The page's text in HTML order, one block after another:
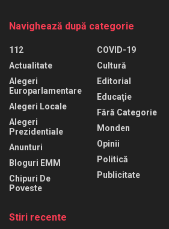
Navighează după categorie
112
Actualitate
Alegeri
Europarlamentare
Alegeri Locale
Alegeri
Prezidentiale
Anunturi
Bloguri EMM
Chipuri De
Poveste
COVID-19
Cultură
Editorial
Educaţie
Fără Categorie
Monden
Opinii
Politică
Publicitate
Stiri recente